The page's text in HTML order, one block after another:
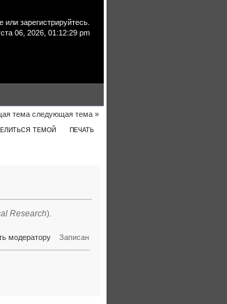
или зарегистрируйтесь
06, 2026, 01:12:29 pm
тема следующая тема »
ТЕМОЙ ПЕЧАТЬ
Research).
модератору Записан